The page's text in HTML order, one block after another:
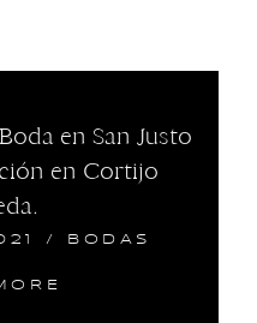
en San Justo
en Cortijo
/ BODAS